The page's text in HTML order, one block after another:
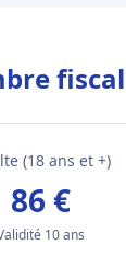
fiscal
(18 ans et +)
86 €
10 ans